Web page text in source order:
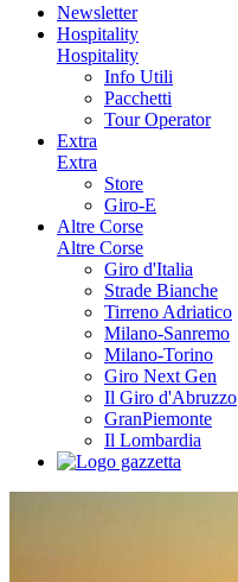
Newsletter
Hospitality
Hospitality
Info Utili
Pacchetti
Tour Operator
Extra
Extra
Store
Giro-E
Altre Corse
Altre Corse
Giro d'Italia
Strade Bianche
Tirreno Adriatico
Milano-Sanremo
Milano-Torino
Giro Next Gen
Il Giro d'Abruzzo
GranPiemonte
Il Lombardia